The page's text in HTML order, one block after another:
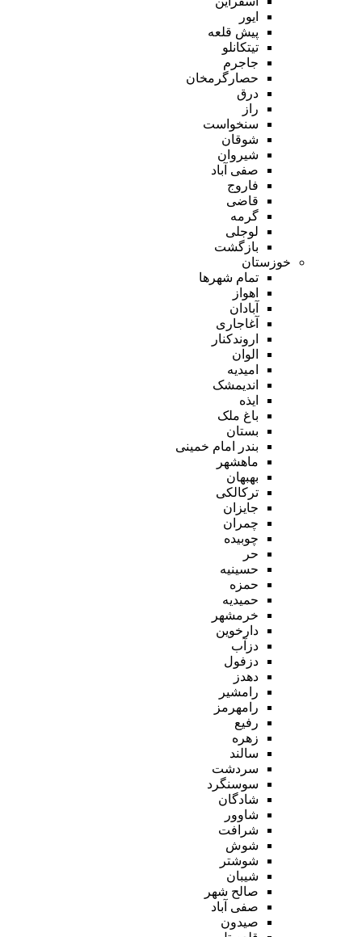
ایور
پیش قلعه
تیتکانلو
جاجرم
حصارگرمخان
درق
راز
سنخواست
شوقان
شیروان
صفی آباد
فاروج
قاضی
گرمه
لوجلی
بازگشت
خوزستان
تمام شهر‌ها
اهواز
آبادان
آغاجاری
اروندکنار
الوان
امیدیه
اندیمشک
ایذه
باغ ملک
بستان
بندر امام خمینی
ماهشهر
بهبهان
ترکالکی
جایزان
چمران
چوبیده
حر
حسینیه
حمزه
حمیدیه
خرمشهر
دارخوین
دزآب
دزفول
دهدز
رامشیر
رامهرمز
رفیع
زهره
سالند
سردشت
سوسنگرد
شادگان
شاوور
شرافت
شوش
شوشتر
شیبان
صالح شهر
صفی آباد
صیدون